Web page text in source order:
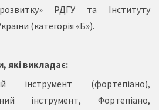
РДГУ та Інституту
(категорія «Б»).
які викладає:
інструмент (фортепіано),
інструмент, Фортепіано,